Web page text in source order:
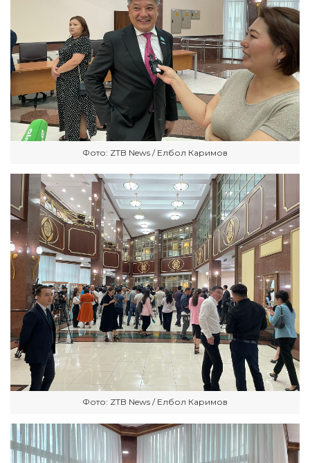
Фото: ZTB News / Елбол Каримов
Фото: ZTB News / Елбол Каримов